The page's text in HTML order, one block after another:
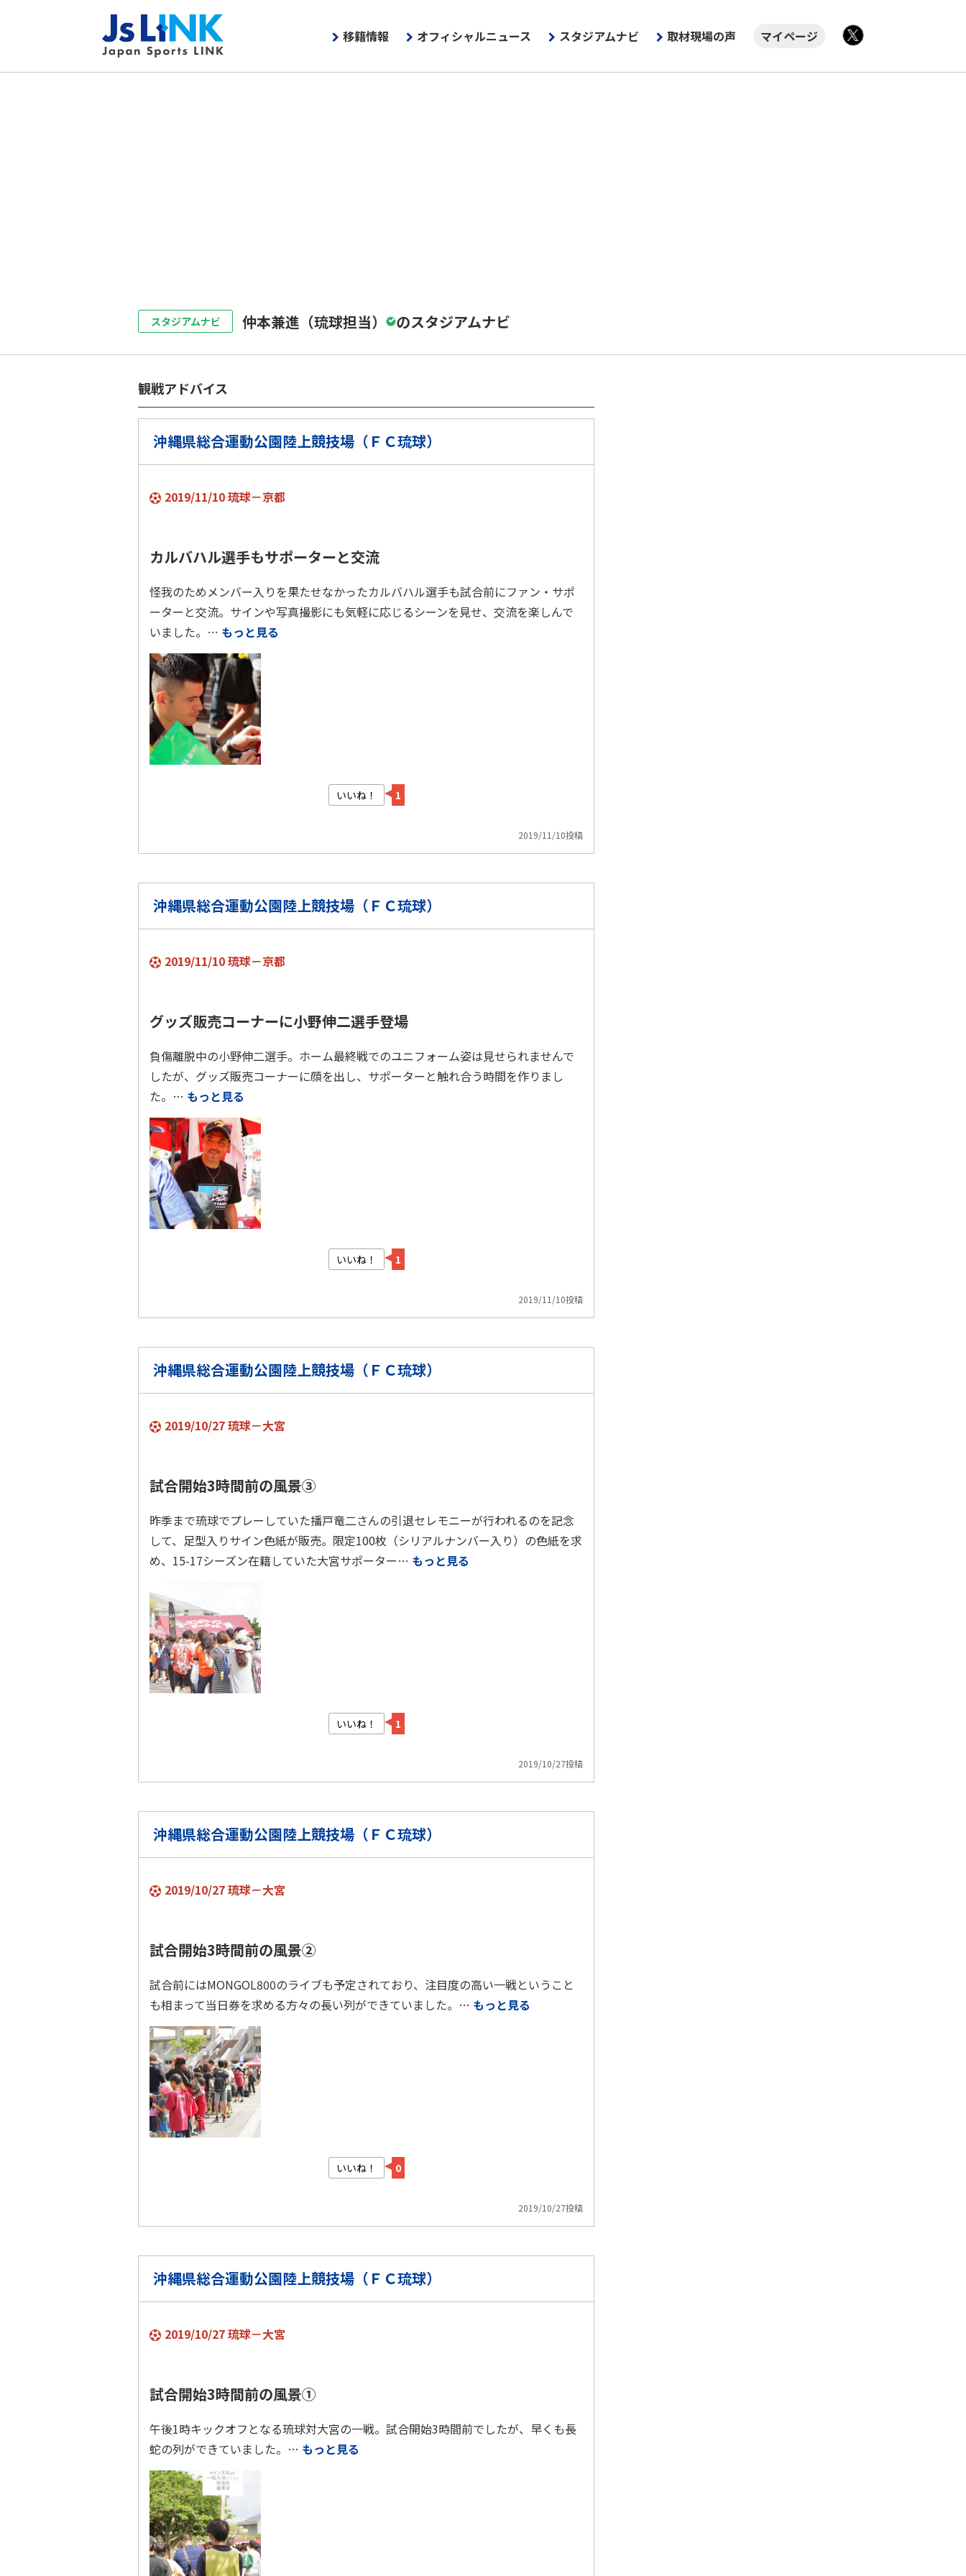
移籍情報 オフィシャルニュース スタジアムナビ 取材現場の声
マイページ
スタジアムナビ 仲本兼進（琉球担当） のスタジアムナビ
観戦アドバイス
沖縄県総合運動公園陸上競技場（ＦＣ琉球）
2019/11/10 琉球－京都
カルバハル選手もサポーターと交流
怪我のためメンバー入りを果たせなかったカルバハル選手も試合前にファン・サポ
ーターと交流。サインや写真撮影にも気軽に応じるシーンを見せ、交流を楽しんで
いました。… もっと見る
いいね！ 1
2019/11/10投稿
沖縄県総合運動公園陸上競技場（ＦＣ琉球）
2019/11/10 琉球－京都
グッズ販売コーナーに小野伸二選手登場
負傷離脱中の小野伸二選手。ホーム最終戦でのユニフォーム姿は見せられませんで
したが、グッズ販売コーナーに顔を出し、サポーターと触れ合う時間を作りまし
た。… もっと見る
いいね！ 1
2019/11/10投稿
沖縄県総合運動公園陸上競技場（ＦＣ琉球）
2019/10/27 琉球－大宮
試合開始3時間前の風景③
昨季まで琉球でプレーしていた播戸竜二さんの引退セレモニーが行われるのを記念
して、足型入りサイン色紙が販売。限定100枚（シリアルナンバー入り）の色紙を求
め、15-17シーズン在籍していた大宮サポーター… もっと見る
いいね！ 1
2019/10/27投稿
沖縄県総合運動公園陸上競技場（ＦＣ琉球）
2019/10/27 琉球－大宮
試合開始3時間前の風景②
試合前にはMONGOL800のライブも予定されており、注目度の高い一戦ということ
も相まって当日券を求める方々の長い列ができていました。… もっと見る
いいね！ 0
2019/10/27投稿
沖縄県総合運動公園陸上競技場（ＦＣ琉球）
2019/10/27 琉球－大宮
試合開始3時間前の風景①
午後1時キックオフとなる琉球対大宮の一戦。試合開始3時間前でしたが、早くも長
蛇の列ができていました。… もっと見る